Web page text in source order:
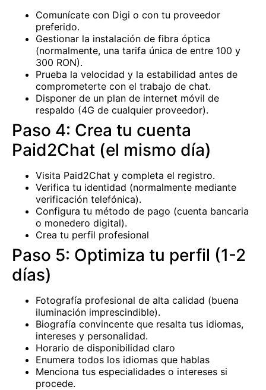
Comunícate con Digi o con tu proveedor
preferido.
Gestionar la instalación de fibra óptica
(normalmente, una tarifa única de entre 100 y
300 RON).
Prueba la velocidad y la estabilidad antes de
comprometerte con el trabajo de chat.
Disponer de un plan de internet móvil de
respaldo (4G de cualquier proveedor).
Paso 4: Crea tu cuenta
Paid2Chat (el mismo día)
Visita Paid2Chat y completa el registro.
Verifica tu identidad (normalmente mediante
verificación telefónica).
Configura tu método de pago (cuenta bancaria
o monedero digital).
Crea tu perfil profesional
Paso 5: Optimiza tu perfil (1-2
días)
Fotografía profesional de alta calidad (buena
iluminación imprescindible).
Biografía convincente que resalta tus idiomas,
intereses y personalidad.
Horario de disponibilidad claro
Enumera todos los idiomas que hablas
Menciona tus especialidades o intereses si
procede.